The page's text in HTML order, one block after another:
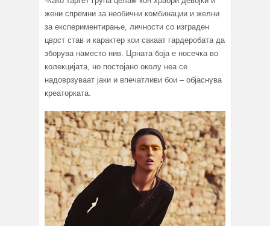
жени спремни за необични комбинации и желни
за експериментирање, личности со изграден
цврст став и карактер кои сакаат гардеробата да
зборува наместо нив. Црната боја е носечка во
колeкцијата, но постојано околу неа се
надоврзуваат јаки и впечатливи бои – објаснува
креаторката.